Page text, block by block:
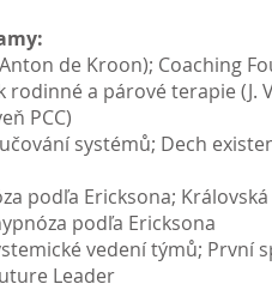
de Kroon); Coaching
rodinné a párové terapie (J.
PCC)
systémů; Dech
podľa Ericksona;
podľa Ericksona
vedení týmů; První
Leader